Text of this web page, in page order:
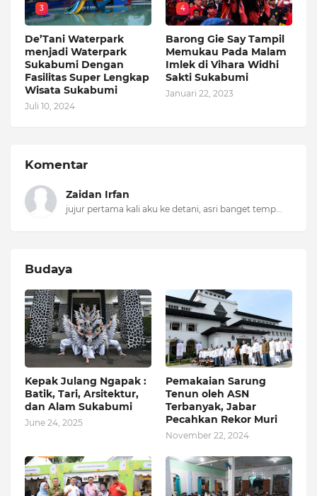
3
De’Tani Waterpark
menjadi Waterpark
Sukabumi Dengan
Fasilitas Super Lengkap
Wisata Sukabumi
Juli 10, 2024
4
Barong Gie Say Tampil
Memukau Pada Malam
Imlek di Vihara Widhi
Sakti Sukabumi
Januari 22, 2023
Komentar
Zaidan Irfan
jujur pertama kali aku ke detani, asri banget temp...
Budaya
Kepak Julang Ngapak :
Batik, Tari, Arsitektur,
dan Alam Sukabumi
June 24, 2025
Pemakaian Sarung
Tenun oleh ASN
Terbanyak, Jabar
Pecahkan Rekor Muri
November 22, 2024